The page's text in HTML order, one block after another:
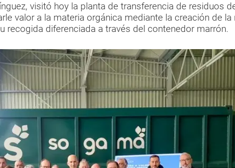
visitó hoy la planta de transferencia de residuos
valor a la materia orgánica mediante la creación de la
recogida diferenciada a través del contenedor marrón.